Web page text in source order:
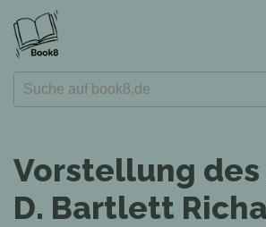
Vorstellung des
D. Bartlett